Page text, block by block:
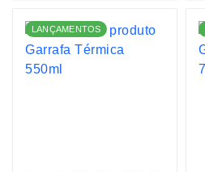
LANÇAMENTOS